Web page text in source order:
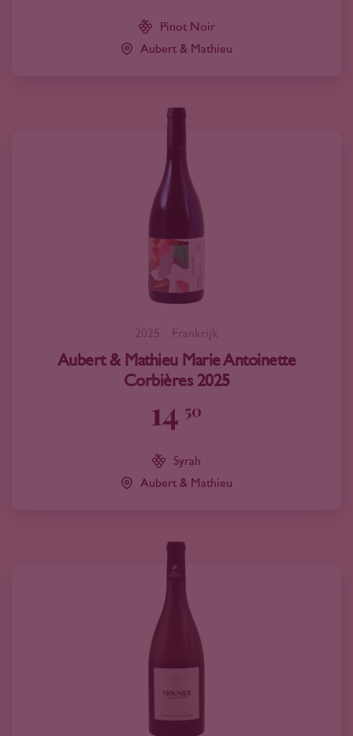
Pinot Noir
Aubert & Mathieu
2025 Frankrijk
Aubert & Mathieu Marie Antoinette
Corbières 2025
14 50
Syrah
Aubert & Mathieu